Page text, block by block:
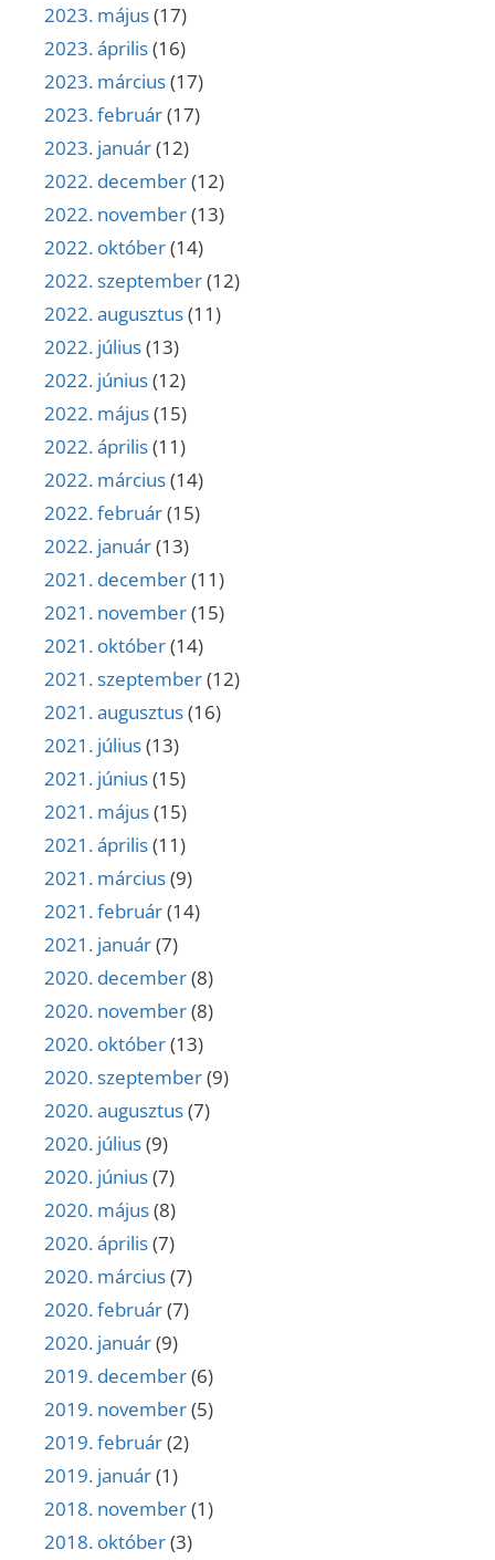
2023. május(17)
2023. április(16)
2023. március(17)
2023. február(17)
2023. január(12)
2022. december(12)
2022. november(13)
2022. október(14)
2022. szeptember(12)
2022. augusztus(11)
2022. július(13)
2022. június(12)
2022. május(15)
2022. április(11)
2022. március(14)
2022. február(15)
2022. január(13)
2021. december(11)
2021. november(15)
2021. október(14)
2021. szeptember(12)
2021. augusztus(16)
2021. július(13)
2021. június(15)
2021. május(15)
2021. április(11)
2021. március(9)
2021. február(14)
2021. január(7)
2020. december(8)
2020. november(8)
2020. október(13)
2020. szeptember(9)
2020. augusztus(7)
2020. július(9)
2020. június(7)
2020. május(8)
2020. április(7)
2020. március(7)
2020. február(7)
2020. január(9)
2019. december(6)
2019. november(5)
2019. február(2)
2019. január(1)
2018. november(1)
2018. október(3)